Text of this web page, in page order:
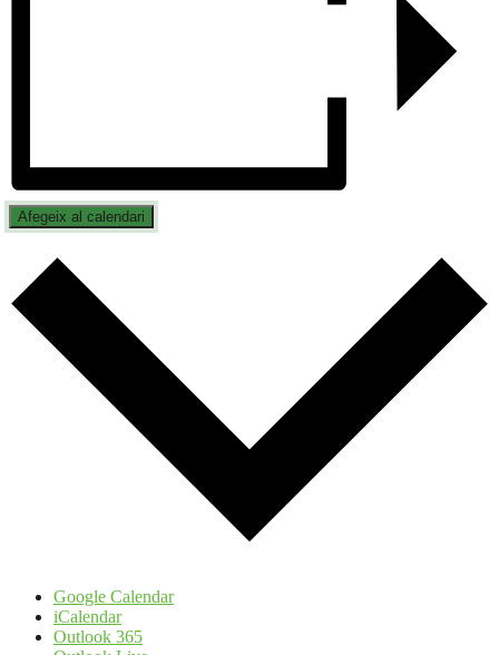
Afegeix al calendari
Google Calendar
iCalendar
Outlook 365